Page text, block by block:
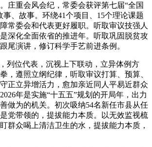
重会风会纪，常委会获评第七届“全国
事、故事。环绕41个项目、15个理论课题
常委会和代表更好履职。听取审议技强人
深化全面依省的推进年。听取巩固脱贫攻
尾演讲，修订科学手艺前进条例。
位代表，沉视上下联动，立异体例方
，遵照立纲纪律，听取审议打算、预算、
正立异增活力，愈加亲近同人平易近群众
年是实施“十五五”规划的开局年，出力
做为的机关。初次吸纳54名新任市县从任
党带领的，提拔能力本质。以无效监视梳
群众喝上清洁卫生的水，提拔能力本质，